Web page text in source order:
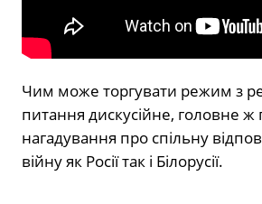
Чим може торгувати режим з
питання дискусійне, головне ж
нагадування про спільну
війну як Росії так і Білорусії.